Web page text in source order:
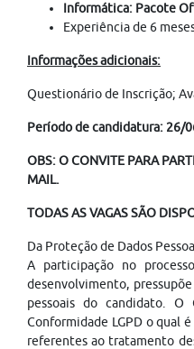
Informática: Pacote
Experiência de 6
Informações adicionais:
Questionário de Inscrição;
Período de candidatura: 26/
OBS: O CONVITE PARA
MAIL.
TODAS AS VAGAS SÃO
Da Proteção de Dados
A participação no
desenvolvimento,
pessoais do candidato. O
Conformidade LGPD o qual
referentes ao tratamento